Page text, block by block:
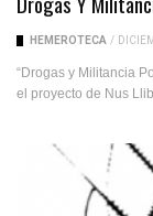
HEMEROTECA /
“Drogas y Militancia
el proyecto de Nus